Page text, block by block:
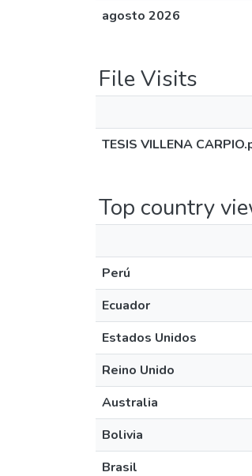
agosto 2026
File Visits
TESIS VILLENA
Top country
Perú
Ecuador
Estados Unidos
Reino Unido
Australia
Bolivia
Brasil